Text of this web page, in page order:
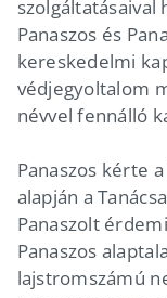
szolgáltatásaival
Panaszos és
kereskedelmi
védjegyoltalom
névvel fennálló
Panaszos kérte
alapján a
Panaszolt
Panaszos
lajstromszámú